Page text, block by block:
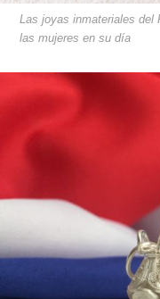
Las joyas inmateriales del
las mujeres en su día